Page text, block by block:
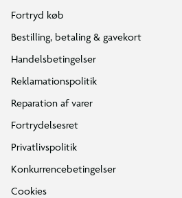
Fortryd køb
Bestilling, betaling & gavekort
Handelsbetingelser
Reklamationspolitik
Reparation af varer
Fortrydelsesret
Privatlivspolitik
Konkurrencebetingelser
Cookies